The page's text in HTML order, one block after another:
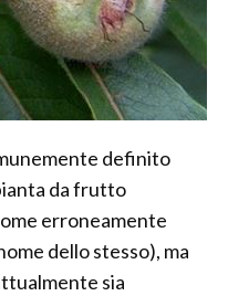
definito
da frutto
erroneamente
dello stesso), ma
sia